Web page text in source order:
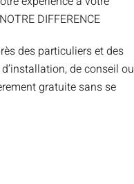
DIFFERENCE
des particuliers et des
de conseil ou
gratuite sans se